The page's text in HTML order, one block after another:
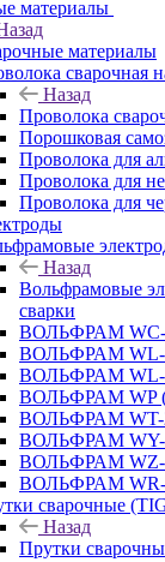
материалы
материалы
сварочная
Назад
Проволока
Порошковая
Проволока для
Проволока для
Проволока для
Назад
Вольфрамовые
сварки
ВОЛЬФРАМ WC-
ВОЛЬФРАМ WL-
ВОЛЬФРАМ WL-
ВОЛЬФРАМ WP
ВОЛЬФРАМ WT-
ВОЛЬФРАМ WY-
ВОЛЬФРАМ WZ-
ВОЛЬФРАМ WR-
сварочные
Назад
Прутки